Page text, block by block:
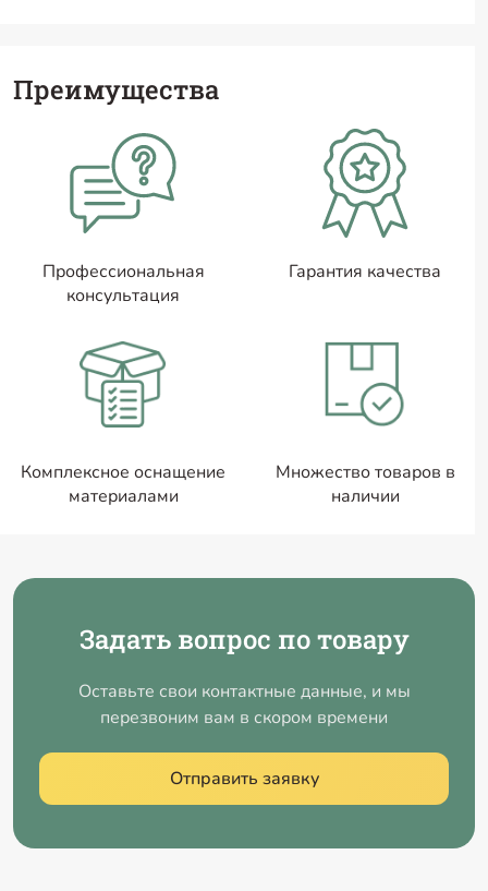
Преимущества
Профессиональная
консультация
Гарантия качества
Комплексное оснащение
материалами
Множество товаров в
наличии
Задать вопрос по товару
Оставьте свои контактные данные, и мы
перезвоним вам в скором времени
Отправить заявку